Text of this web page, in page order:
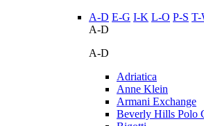
A-D E-G I-K L-O P-S T-
A-D
A-D
Adriatica
Anne Klein
Armani Exchange
Beverly Hills Polo